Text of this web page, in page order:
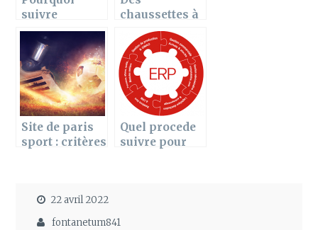
suivre
absolument
des cours de
chant ?
chaussettes à
doigts pour la
Saint-Valentin
!
Site de paris
sport : critères
Quel procede
suivre pour
22 avril 2022
fontanetum841